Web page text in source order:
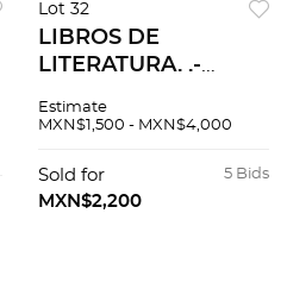
Lot 32
LIBROS DE
LITERATURA. .-
completas. Buenos
Losada, 1957. Piezas:
9
Estimate
MXN$1,500 - MXN$4,000
5 Bids
Sold for
MXN$2,200